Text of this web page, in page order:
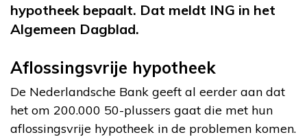
hypotheek bepaalt. Dat meldt ING in het
Algemeen Dagblad.
Aflossingsvrije hypotheek
De Nederlandsche Bank geeft al eerder aan dat
het om 200.000 50-plussers gaat die met hun
aflossingsvrije hypotheek in de problemen komen.